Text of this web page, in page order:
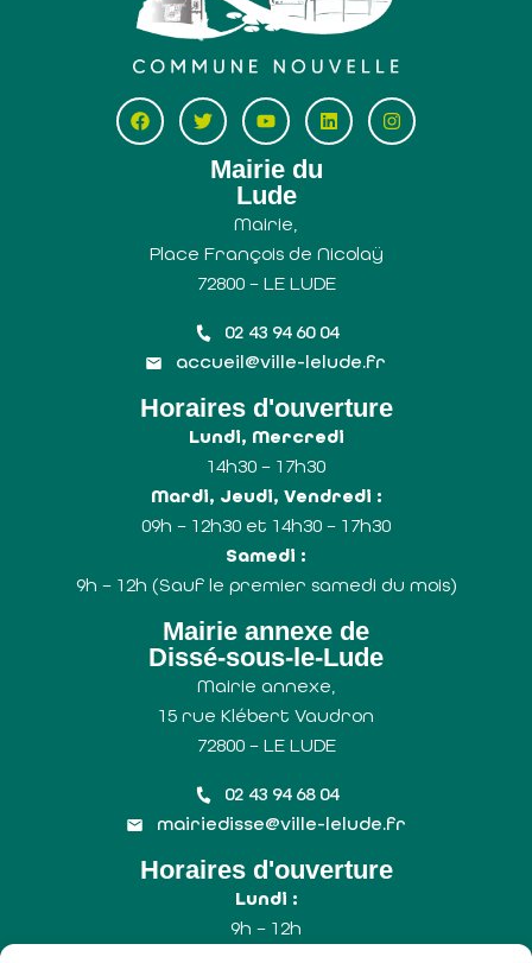
Mairie du
Lude
Mairie,
Place François de Nicolaÿ
72800 – LE LUDE
02 43 94 60 04
accueil@ville-lelude.fr
Horaires d'ouverture
Lundi, Mercredi
14h30 – 17h30
Mardi, Jeudi, Vendredi :
09h – 12h30 et 14h30 – 17h30
Samedi :
9h – 12h (Sauf le premier samedi du mois)
Mairie annexe de
Dissé-sous-le-Lude
Mairie annexe,
15 rue Klébert Vaudron
72800 – LE LUDE
02 43 94 68 04
mairiedisse@ville-lelude.fr
Horaires d'ouverture
Lundi :
9h – 12h